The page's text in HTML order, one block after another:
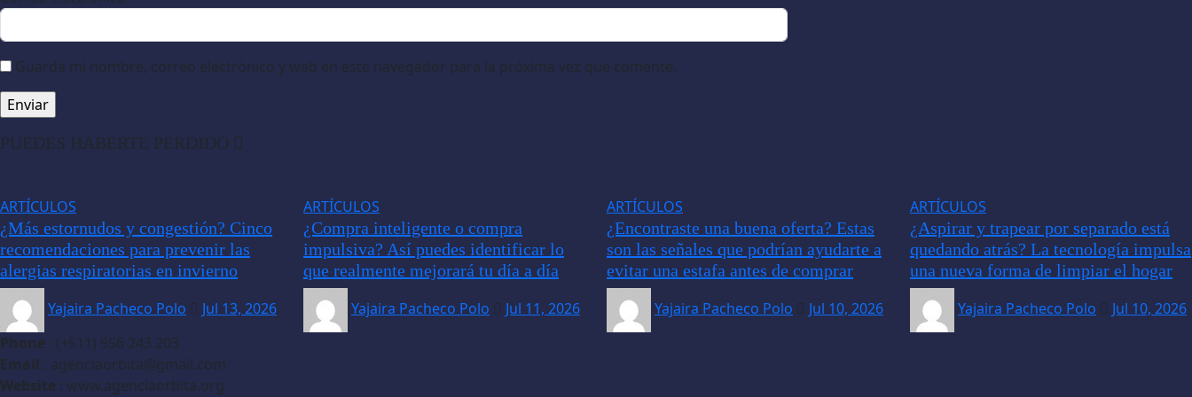
Guarda mi nombre, correo electrónico y web en este navegador para la próxima vez que comente.
PUEDES HABERTE PERDIDO
ARTÍCULOS
¿Más estornudos y congestión? Cinco
recomendaciones para prevenir las
alergias respiratorias en invierno
Yajaira Pacheco Polo
Jul 13, 2026
ARTÍCULOS
¿Compra inteligente o compra
impulsiva? Así puedes identificar lo
que realmente mejorará tu día a día
Yajaira Pacheco Polo
Jul 11, 2026
ARTÍCULOS
¿Encontraste una buena oferta? Estas
son las señales que podrían ayudarte a
evitar una estafa antes de comprar
Yajaira Pacheco Polo
Jul 10, 2026
ARTÍCULOS
¿Aspirar y trapear por separado está
quedando atrás? La tecnología impulsa
una nueva forma de limpiar el hogar
Yajaira Pacheco Polo
Jul 10, 2026
Phone : (+511) 956 243 203
Email : agenciaorbita@gmail.com
Website : www.agenciaorbita.org